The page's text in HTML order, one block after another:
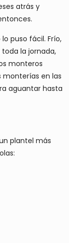
atrás y
puso fácil. Frío,
la jornada,
monteros
monterías en las
aguantar hasta
plantel más